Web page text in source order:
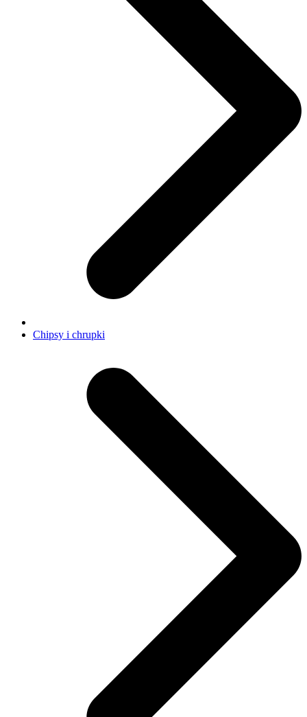
Chipsy i chrupki